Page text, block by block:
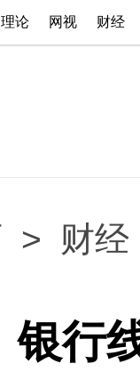
理论 网视 财经
> 财经
银行